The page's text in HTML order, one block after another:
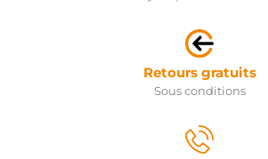
Retours gratuits
Sous conditions